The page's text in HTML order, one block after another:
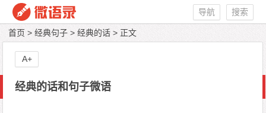
搜索
导航
首页 >经典句子 >经典的话 > 正文
经典的话和句子微语
A+